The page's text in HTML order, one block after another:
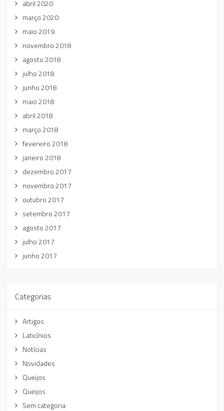
abril 2020
março 2020
maio 2019
novembro 2018
agosto 2018
julho 2018
junho 2018
maio 2018
abril 2018
março 2018
fevereiro 2018
janeiro 2018
dezembro 2017
novembro 2017
outubro 2017
setembro 2017
agosto 2017
julho 2017
junho 2017
Categorias
Artigos
Laticínios
Notícias
Novidades
Queijos
Queijos
Sem categoria